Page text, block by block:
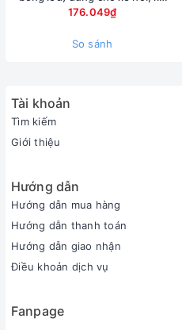
nâng, xe xúc
176.049₫
So sánh
Tài khoản
Tìm kiếm
Giới thiệu
Hướng dẫn
Hướng dẫn mua hàng
Hướng dẫn thanh toán
Hướng dẫn giao nhận
Điều khoản dịch vụ
Fanpage